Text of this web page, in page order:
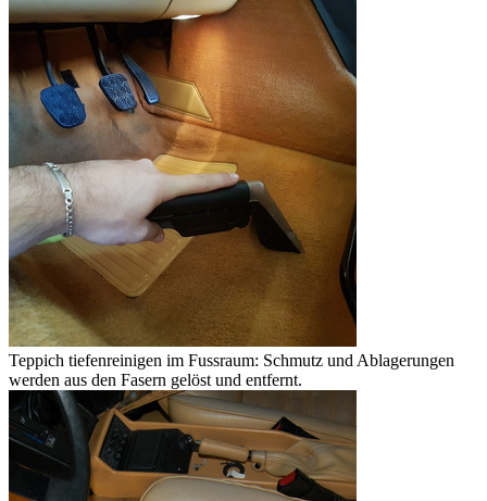
Teppich tiefenreinigen im Fussraum: Schmutz und Ablagerungen
werden aus den Fasern gelöst und entfernt.